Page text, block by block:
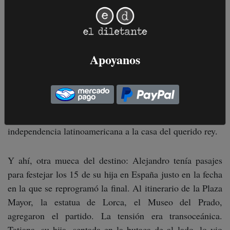
decorado por Ramiro”, dice. Pero no. Ayudado en la
simulación por estar con el hijo de su amigo en las
rodillas, mantuvo a raya laperfomance
hinchas, más allá de los colores. 90 minutos de tensión y
Después el desgobierno policial, la suspensión de la
independencia latinoamericana a la casa del querido rey.
Y ahí, otra mueca del destino: Alejandro tenía pasajes
para festejar los 15 de su hija en España justo en la fecha
en la que se reprogramó la final. Al itinerario de la Plaza
Mayor, la estatua de Lorca, el Museo del Prado,
agregaron el partido. La tensión era transoceánica.
Apoyanos